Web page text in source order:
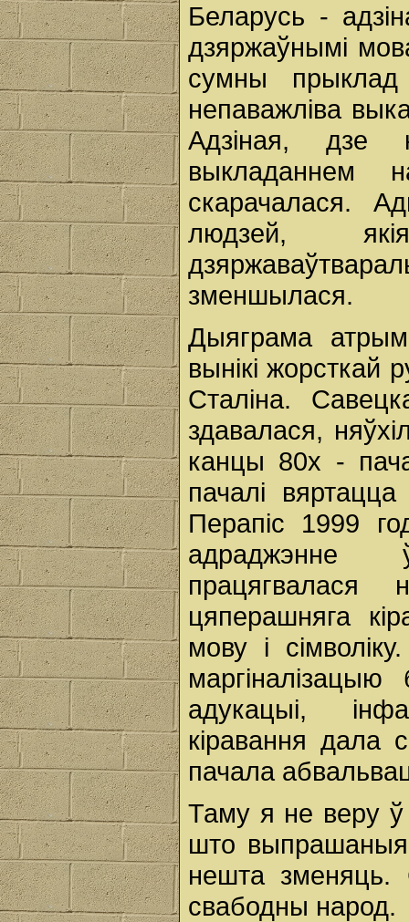
Беларусь -
дзяржаўнымі
сумны прыклад
непаважліва
Адзіная, дзе
скарачалася.
людзей,
зменшылася.
Дыяграма
вынікі жорсткай
Сталіна.
здавалася,
канцы 80х -
пачалі
Перапіс 1999
адраджэнне
цяперашняга
мову і
адукацыі,
кіравання дала
пачала
Таму я не веру
што выпрашаныя
нешта зменяць.
свабодны народ.